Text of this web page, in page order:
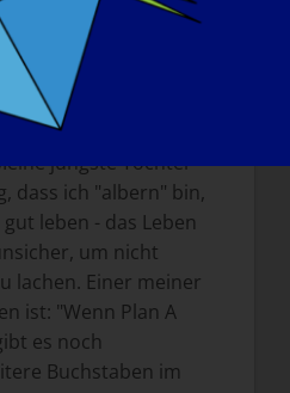
ist. LGMD hat mir
all die kleinen
Am
LGMD mir die
mich selbst nicht so
jüngste Tochter
dass ich "albern" bin,
leben - das Leben
um nicht
lachen. Einer meiner
ist: "Wenn Plan A
es noch
Buchstaben im